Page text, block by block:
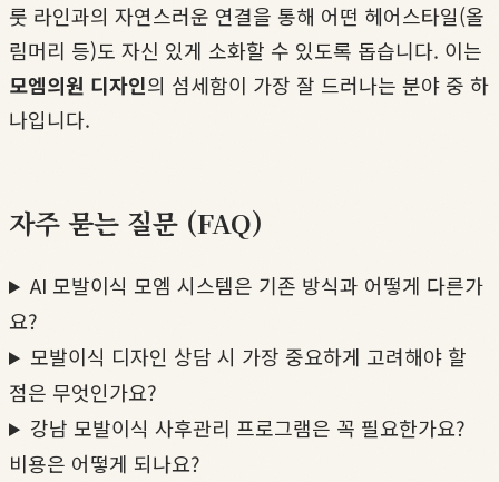
룻 라인과의 자연스러운 연결을 통해 어떤 헤어스타일(올
림머리 등)도 자신 있게 소화할 수 있도록 돕습니다. 이는
모엠의원 디자인의 섬세함이 가장 잘 드러나는 분야 중 하
나입니다.
자주 묻는 질문 (FAQ)
AI 모발이식 모엠 시스템은 기존 방식과 어떻게 다른가
요?
모발이식 디자인 상담 시 가장 중요하게 고려해야 할
점은 무엇인가요?
강남 모발이식 사후관리 프로그램은 꼭 필요한가요?
비용은 어떻게 되나요?